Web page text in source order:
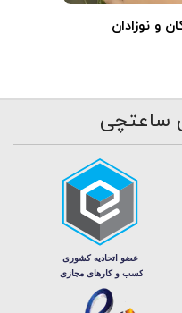
و نوزادان
ساعتچی